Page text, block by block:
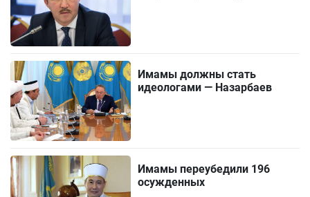
Имамы должны стать
идеологами — Назарбаев
Имамы переубедили 196
осужденных